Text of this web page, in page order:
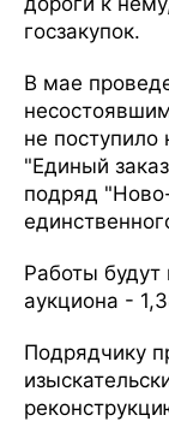
госзакупок.
В мае
не поступило
"Единый
подряд
Работы
аукциона -
Подрядчику